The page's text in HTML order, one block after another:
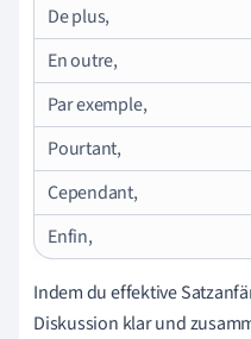
De plus,
En outre,
Par exemple,
Pourtant,
Cependant,
Enfin,
Indem du effektive
Diskussion klar und